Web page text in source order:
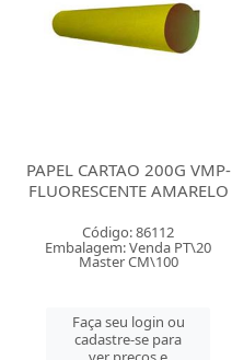
PAPEL CARTAO 200G VMP-
FLUORESCENTE AMARELO
Código: 86112
Embalagem: Venda PT\20
Master CM\100
Faça seu login ou
cadastre-se para